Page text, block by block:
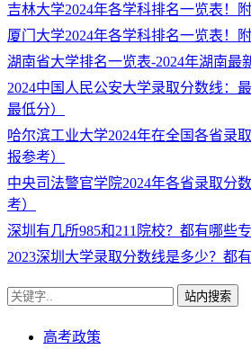
吉林大学2024年各学科排名一览表！
厦门大学2024年各学科排名一览表！
湖南省大学排名一览表-2024年湖南最
2024中国人民公安大学录取分数线：
最低分）
哈尔滨工业大学2024年在全国各省录
报参考）
中央司法警官学院2024年各省录取分
考）
深圳有几所985和211院校？都有哪些专
2023深圳大学录取分数线是多少？都
站内搜索
高考政策